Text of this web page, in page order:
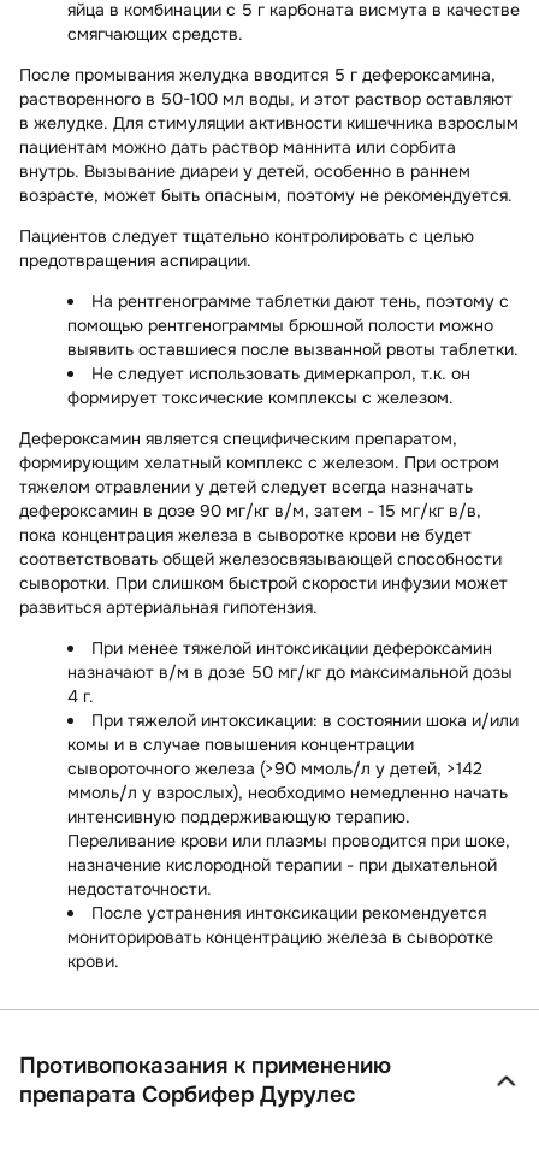
яйца в комбинации с 5 г карбоната висмута в качестве
смягчающих средств.
После промывания желудка вводится 5 г дефероксамина,
растворенного в 50-100 мл воды, и этот раствор оставляют
в желудке. Для стимуляции активности кишечника взрослым
пациентам можно дать раствор маннита или сорбита
внутрь. Вызывание диареи у детей, особенно в раннем
возрасте, может быть опасным, поэтому не рекомендуется.
Пациентов следует тщательно контролировать с целью
предотвращения аспирации.
На рентгенограмме таблетки дают тень, поэтому с
помощью рентгенограммы брюшной полости можно
выявить оставшиеся после вызванной рвоты таблетки.
Не следует использовать димеркапрол, т.к. он
формирует токсические комплексы с железом.
Дефероксамин является специфическим препаратом,
формирующим хелатный комплекс с железом. При остром
тяжелом отравлении у детей следует всегда назначать
дефероксамин в дозе 90 мг/кг в/м, затем - 15 мг/кг в/в,
пока концентрация железа в сыворотке крови не будет
соответствовать общей железосвязывающей способности
сыворотки. При слишком быстрой скорости инфузии может
развиться артериальная гипотензия.
При менее тяжелой интоксикации дефероксамин
назначают в/м в дозе 50 мг/кг до максимальной дозы
4 г.
При тяжелой интоксикации: в состоянии шока и/или
комы и в случае повышения концентрации
сывороточного железа (>90 ммоль/л у детей, >142
ммоль/л у взрослых), необходимо немедленно начать
интенсивную поддерживающую терапию.
Переливание крови или плазмы проводится при шоке,
назначение кислородной терапии - при дыхательной
недостаточности.
После устранения интоксикации рекомендуется
мониторировать концентрацию железа в сыворотке
крови.
Противопоказания к применению
препарата Сорбифер Дурулес